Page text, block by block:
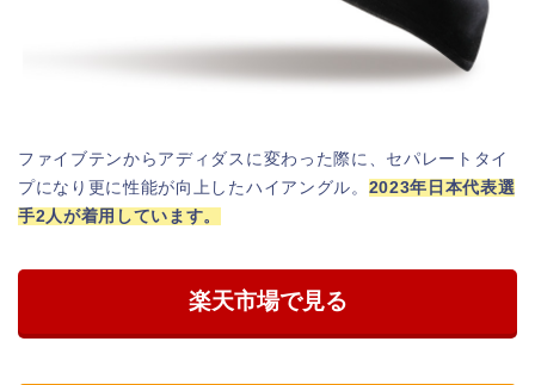
ファイブテンからアディダスに変わった際に、セパレートタイ
プになり更に性能が向上したハイアングル。 2023年日本代表選
手2人が着用しています。
楽天市場で見る